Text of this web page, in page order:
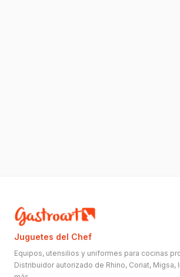
Juguetes del Chef
Equipos, utensilios y uniformes para cocinas
Distribuidor autorizado de Rhino, Coriat, Migsa,